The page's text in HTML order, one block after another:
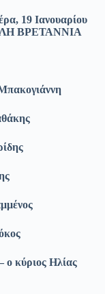
19 Ιανουαρίου
ΒΡΕΤΑΝΝΙΑ
ο κύριος Ηλίας